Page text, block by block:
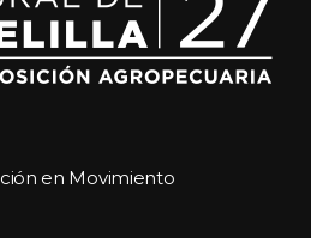
en Movimiento